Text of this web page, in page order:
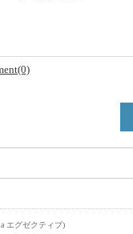
エグゼクティブ)